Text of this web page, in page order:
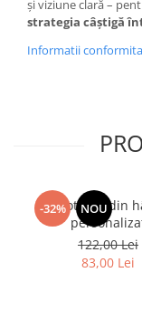
și viziune clară –
strategia câștigă
Informatii
-32% NOU
Fototapet din
122,00 Lei
83,00 Lei